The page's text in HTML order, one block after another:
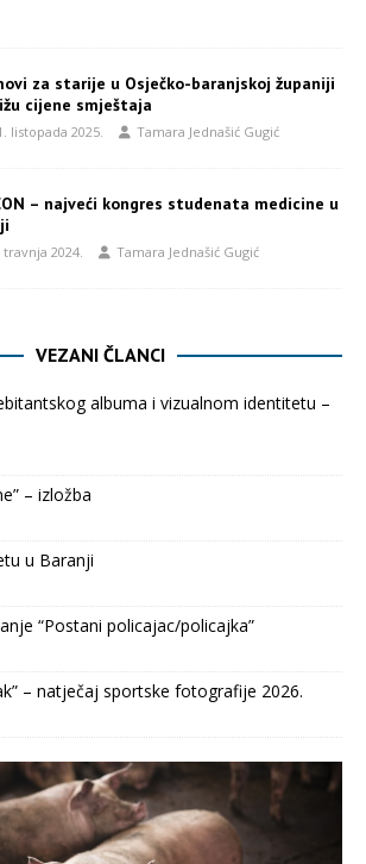
za starije u Osječko-baranjskoj županiji
cijene smještaja
listopada 2025. Tamara Jednašić Gugić
– najveći kongres studenata medicine u
travnja 2024. Tamara Jednašić Gugić
VEZANI ČLANCI
albuma i vizualnom identitetu –
– izložba
u Baranji
“Postani policajac/policajka”
– natječaj sportske fotografije 2026.